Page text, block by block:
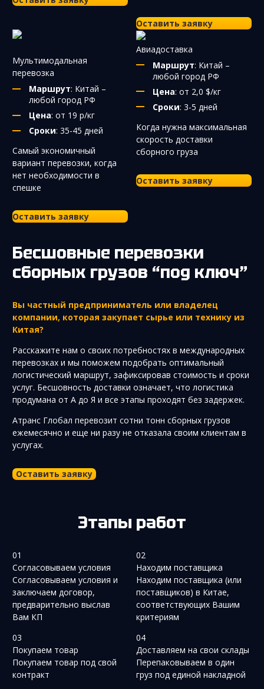
Оставить заявку
Мультимодальная
перевозка
Маршрут: Китай –
любой город РФ
Цена: от 19 р/кг
Сроки: 35-45 дней
Самый экономичный
вариант перевозки, когда
нет необходимости в
спешке
Оставить заявку
Авиадоставка
Маршрут: Китай –
любой город РФ
Цена: от 2,0 $/кг
Сроки: 3-5 дней
Когда нужна максимальная
скорость доставки
сборного груза
Оставить заявку
Бесшовные перевозки
сборных грузов “под ключ”
Вы частный предприниматель или владелец
компании, которая закупает сырье или технику из
Китая?
Расскажите нам о своих потребностях в международных
перевозках и мы поможем подобрать оптимальный
логистический маршрут, зафиксировав стоимость и сроки
услуг. Бесшовность доставки означает, что логистика
продумана от А до Я и все этапы проходят без задержек.
Атранс Глобал перевозит сотни тонн сборных грузов
ежемесячно и еще ни разу не отказала своим клиентам в
услугах.
Оставить заявку
Этапы работ
01
Согласовываем условия
Согласовываем условия и
заключаем договор,
предварительно выслав
Вам КП
02
Находим поставщика
Находим поставщика (или
поставщиков) в Китае,
соответствующих Вашим
критериям
03
Покупаем товар
Покупаем товар под свой
контракт
04
Доставляем на свои склады
Перепаковываем в один
груз под единой накладной